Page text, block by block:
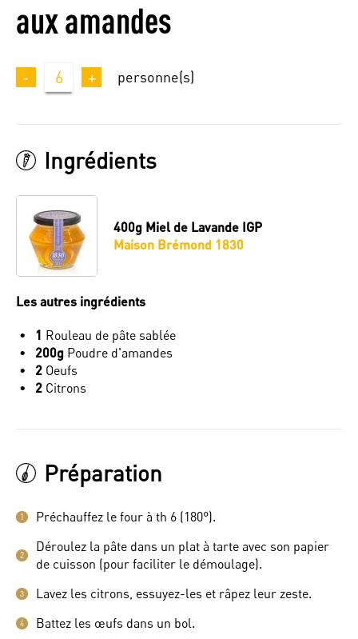
aux amandes
- 6 + personne(s)
Ingrédients
400g Miel de Lavande IGP
Maison Brémond 1830
Les autres ingrédients
1 Rouleau de pâte sablée
200g Poudre d'amandes
2 Oeufs
2 Citrons
Préparation
1 Préchauffez le four à th 6 (180°).
2
Déroulez la pâte dans un plat à tarte avec son papier
de cuisson (pour faciliter le démoulage).
3 Lavez les citrons, essuyez-les et râpez leur zeste.
4 Battez les œufs dans un bol.